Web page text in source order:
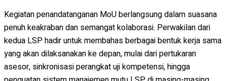
Kegiatan penandatanganan MoU berlangsung dalam suasana
penuh keakraban dan semangat kolaborasi. Perwakilan dari
kedua LSP hadir untuk membahas berbagai bentuk kerja sama
yang akan dilaksanakan ke depan, mulai dari pertukaran
asesor, sinkronisasi perangkat uji kompetensi, hingga